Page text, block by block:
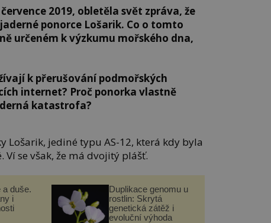
2019, obletěla svět zpráva, že
ponorce Lošarik. Co o tomto
určeném k výzkumu mořského dna,
k přerušování podmořských
internet? Proč ponorka vlastně
katastrofa?
Lošarik, jediné typu AS-12, která kdy byla
se však, že má dvojitý plášť.
a duše.
i
Duplikace genomu u
rostlin: Skrytá
genetická zátěž i
evoluční výhoda